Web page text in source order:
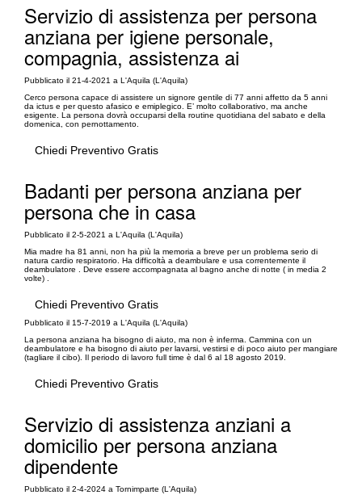
Servizio di assistenza per persona
anziana per igiene personale,
compagnia, assistenza ai
Pubblicato il 21-4-2021 a L'Aquila (L'Aquila)
Cerco persona capace di assistere un signore gentile di 77 anni affetto da 5 anni
da ictus e per questo afasico e emiplegico. E’ molto collaborativo, ma anche
esigente. La persona dovrà occuparsi della routine quotidiana del sabato e della
domenica, con pernottamento.
Chiedi Preventivo Gratis
Badanti per persona anziana per
persona che in casa
Pubblicato il 2-5-2021 a L'Aquila (L'Aquila)
Mia madre ha 81 anni, non ha più la memoria a breve per un problema serio di
natura cardio respiratorio. Ha difficoltà a deambulare e usa correntemente il
deambulatore . Deve essere accompagnata al bagno anche di notte ( in media 2
volte) .
Chiedi Preventivo Gratis
Pubblicato il 15-7-2019 a L'Aquila (L'Aquila)
La persona anziana ha bisogno di aiuto, ma non è inferma. Cammina con un
deambulatore e ha bisogno di aiuto per lavarsi, vestirsi e di poco aiuto per mangiare
(tagliare il cibo). Il periodo di lavoro full time è dal 6 al 18 agosto 2019.
Chiedi Preventivo Gratis
Servizio di assistenza anziani a
domicilio per persona anziana
dipendente
Pubblicato il 2-4-2024 a Tornimparte (L'Aquila)